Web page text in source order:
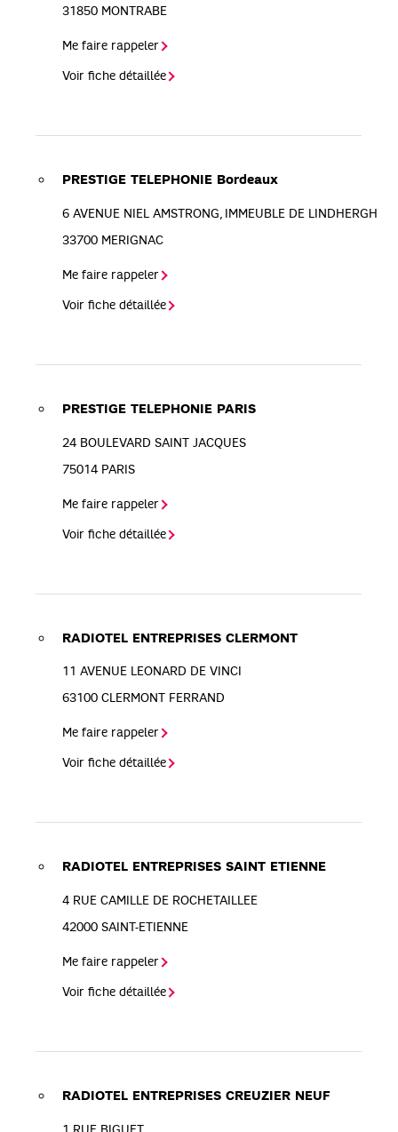
31850 MONTRABE
Me faire rappeler
Voir fiche détaillée
PRESTIGE TELEPHONIE Bordeaux
6 AVENUE NIEL AMSTRONG, IMMEUBLE DE LINDHERGH
33700 MERIGNAC
Me faire rappeler
Voir fiche détaillée
PRESTIGE TELEPHONIE PARIS
24 BOULEVARD SAINT JACQUES
75014 PARIS
Me faire rappeler
Voir fiche détaillée
RADIOTEL ENTREPRISES CLERMONT
11 AVENUE LEONARD DE VINCI
63100 CLERMONT FERRAND
Me faire rappeler
Voir fiche détaillée
RADIOTEL ENTREPRISES SAINT ETIENNE
4 RUE CAMILLE DE ROCHETAILLEE
42000 SAINT-ETIENNE
Me faire rappeler
Voir fiche détaillée
RADIOTEL ENTREPRISES CREUZIER NEUF